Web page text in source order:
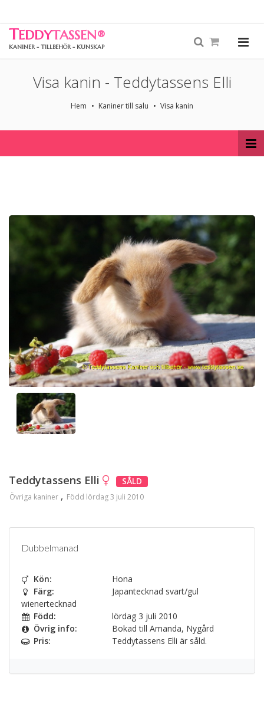
TEDDYTASSEN®
KANINER - TILLBEHÖR - KUNSKAP
Visa kanin - Teddytassens Elli
Hem Kaniner till salu Visa kanin
Teddytassens Elli SÅLD
Övriga kaniner Född lördag 3 juli 2010
Dubbelmanad
Kön:
Hona
Färg:
Japantecknad svart/gul
wienertecknad
Född:
lördag 3 juli 2010
Övrig info:
Bokad till Amanda, Nygård
Pris:
Teddytassens Elli är såld.